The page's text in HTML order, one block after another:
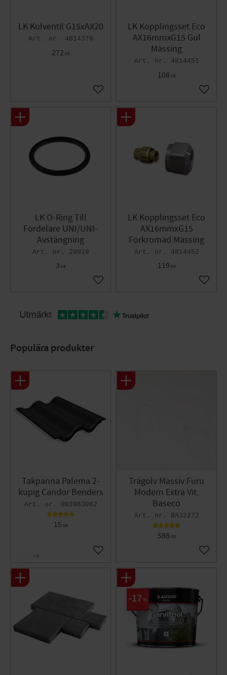
LK Kulventil G15xAX20
4814376
272 KR
Lägg till i favoriter
LK Kopplingsset Eco
AX16mmxG15 Gul
Mässing
4814451
108 KR
Lägg
LK O-Ring Till
Fördelare UNI/UNI-
Avstängning
29919
3 KR
Lägg till i favoriter
LK Kopplingsset Eco
AX16mmxG15
Förkromad Mässing
4814452
119 KR
Lägg
Populära produkter
Takpanna Palema 2-
kupig Candor Benders
003983062
15 KR
Lägg till i favoriter
+4
Trägolv Massiv Furu
Modern Extra Vit,
Baseco
BA32272
588 KR
Lägg
17 %